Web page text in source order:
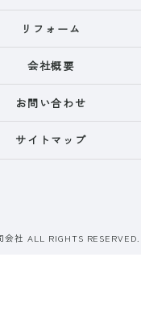
リフォーム
会社概要
お問い合わせ
サイトマップ
社 ALL RIGHTS RESERVED.